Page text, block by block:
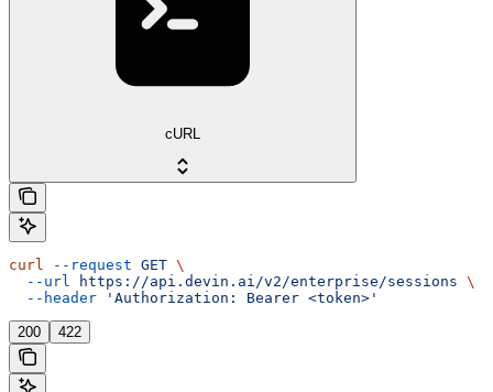
cURL
curl --request GET \
  --url
https://api.devin.ai/v2/enterprise/sessions \
  --header
'Authorization: Bearer <token>'
200 422